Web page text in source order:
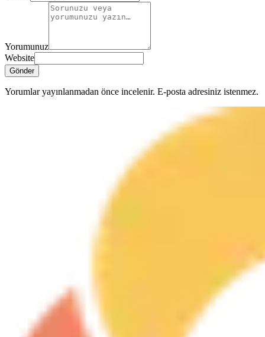
Yorumunuz
Website
Gönder
Yorumlar yayınlanmadan önce incelenir. E-posta adresiniz istenmez.